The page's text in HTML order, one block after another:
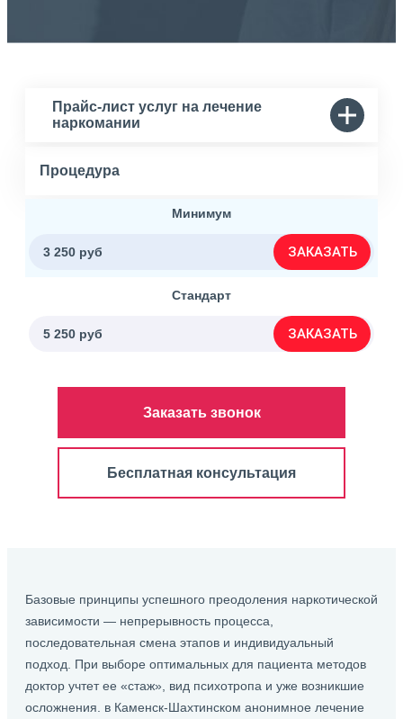
Прайс-лист услуг на лечение
наркомании
Процедура
Минимум
3 250 руб ЗАКАЗАТЬ
Стандарт
5 250 руб ЗАКАЗАТЬ
Заказать звонок
Бесплатная консультация
Базовые принципы успешного преодоления наркотической
зависимости — непрерывность процесса,
последовательная смена этапов и индивидуальный
подход. При выборе оптимальных для пациента методов
доктор учтет ее «стаж», вид психотропа и уже возникшие
осложнения. в Каменск-Шахтинском анонимное лечение